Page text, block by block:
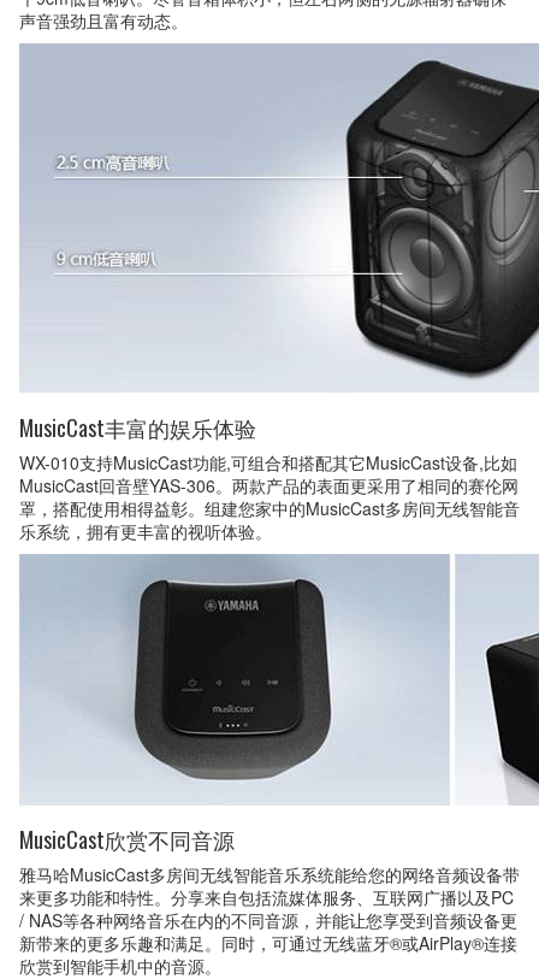
声音强劲且富有动态。
MusicCast丰富的娱乐体验
WX-010支持MusicCast功能,可组合和搭配其它MusicCast设备,比如
MusicCast回音壁YAS-306。两款产品的表面更采用了相同的赛伦网
罩，搭配使用相得益彰。组建您家中的MusicCast多房间无线智能音
乐系统，拥有更丰富的视听体验。
MusicCast欣赏不同音源
雅马哈MusicCast多房间无线智能音乐系统能给您的网络音频设备带
来更多功能和特性。分享来自包括流媒体服务、互联网广播以及PC
/ NAS等各种网络音乐在内的不同音源，并能让您享受到音频设备更
新带来的更多乐趣和满足。同时，可通过无线蓝牙®或AirPlay®连接
欣赏到智能手机中的音源。